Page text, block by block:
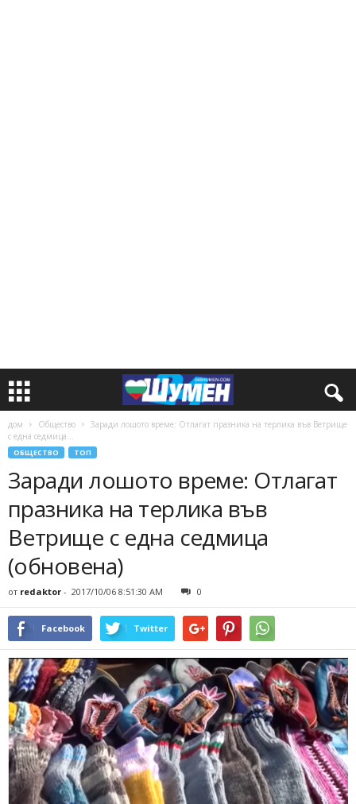
дом Общество
Заради лошото време: Отлагат празника на терлика във Ветрище
с една седмица...
ОБЩЕСТВО ТОП
Заради лошото време: Отлагат
празника на терлика във
Ветрище с една седмица
(обновена)
от redaktor - 2017/10/06 8:51:30 AM 0
Facebook Twitter